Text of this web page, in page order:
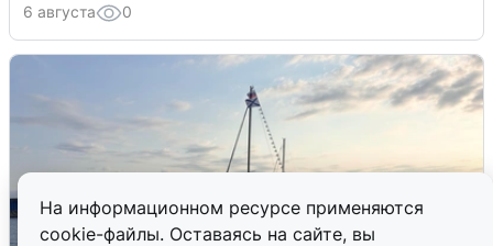
На информационном ресурсе применяются
cookie-файлы. Оставаясь на сайте, вы
6 августа 0